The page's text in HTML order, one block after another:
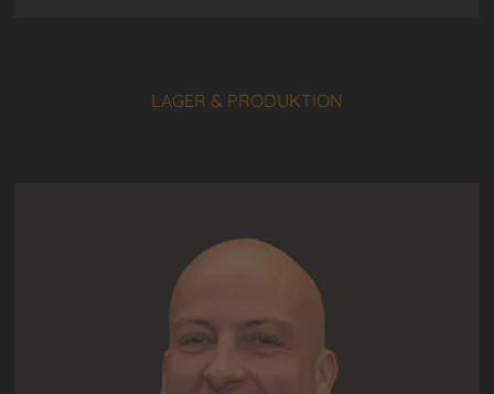
LAGER & PRODUKTION